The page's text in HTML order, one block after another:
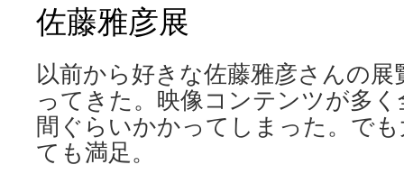
佐藤雅彦展
以前から好きな佐藤雅彦さんの
ってきた。映像コンテンツが多
間ぐらいかかってしまった。で
ても満足。